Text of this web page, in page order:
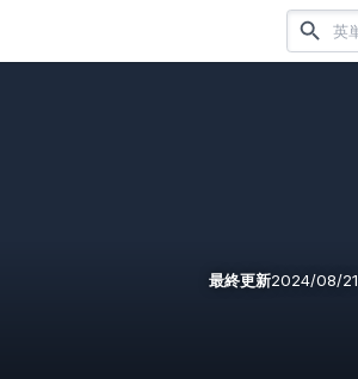
最終更新2024/08/21